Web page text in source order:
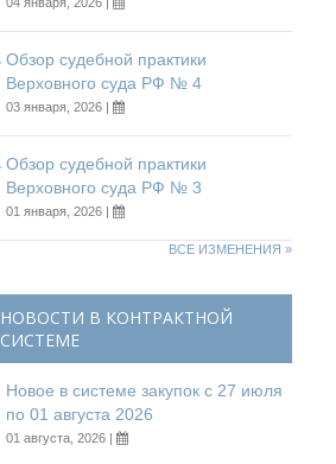
Обзор судебной практики
Верховного суда РФ № 4
03 января, 2026 |
Обзор судебной практики
Верховного суда РФ № 3
01 января, 2026 |
ВСЕ ИЗМЕНЕНИЯ »
НОВОСТИ В КОНТРАКТНОЙ
СИСТЕМЕ
Новое в системе закупок с 27 июля
по 01 августа 2026
01 августа, 2026 |